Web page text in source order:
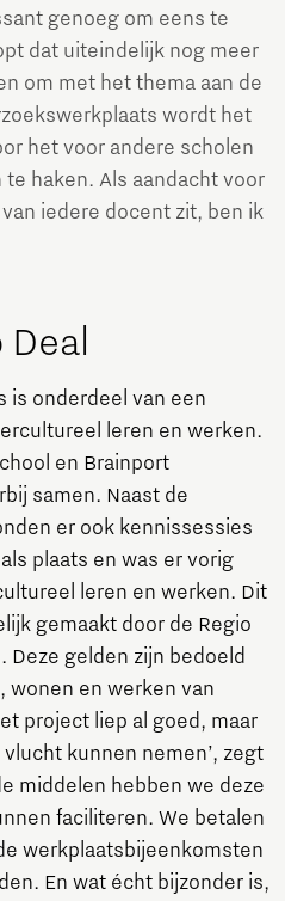
genoeg om eens te
dat uiteindelijk nog meer
om met het thema aan de
wordt het
het voor andere scholen
haken. Als aandacht voor
iedere docent zit, ben ik
Deal
is onderdeel van een
leren en werken.
en Brainport
samen. Naast de
er ook kennissessies
plaats en was er vorig
leren en werken. Dit
gemaakt door de Regio
Deze gelden zijn bedoeld
wonen en werken van
project liep al goed, maar
kunnen nemen’, zegt
middelen hebben we deze
faciliteren. We betalen
werkplaatsbijeenkomsten
En wat écht bijzonder is,